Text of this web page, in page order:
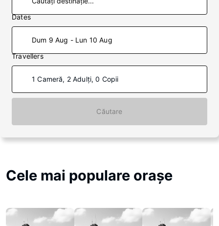
Dates
Dum 9 Aug - Lun 10 Aug
Travellers
1 Cameră, 2 Adulți, 0 Copii
Căutare
Cele mai populare oraşe